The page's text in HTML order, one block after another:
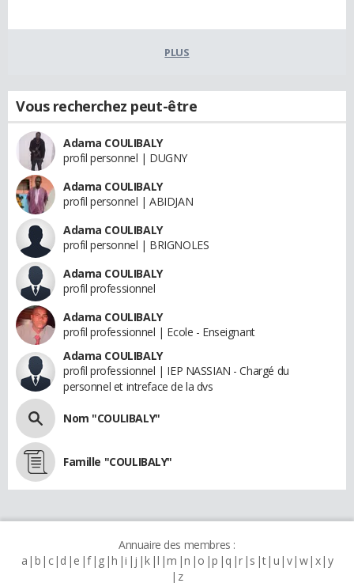
PLUS
Vous recherchez peut-être
Adama COULIBALY
profil personnel | DUGNY
Adama COULIBALY
profil personnel | ABIDJAN
Adama COULIBALY
profil personnel | BRIGNOLES
Adama COULIBALY
profil professionnel
Adama COULIBALY
profil professionnel | Ecole - Enseignant
Adama COULIBALY
profil professionnel | IEP NASSIAN - Chargé du
personnel et intreface de la dvs
Nom "COULIBALY"
Famille "COULIBALY"
Annuaire des membres :
a b c d e f g h i j k l m n o p q r s t u v w x y
z